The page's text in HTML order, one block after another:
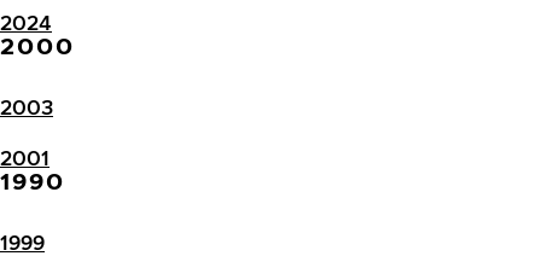
2024
2000
2003
2001
1990
1999